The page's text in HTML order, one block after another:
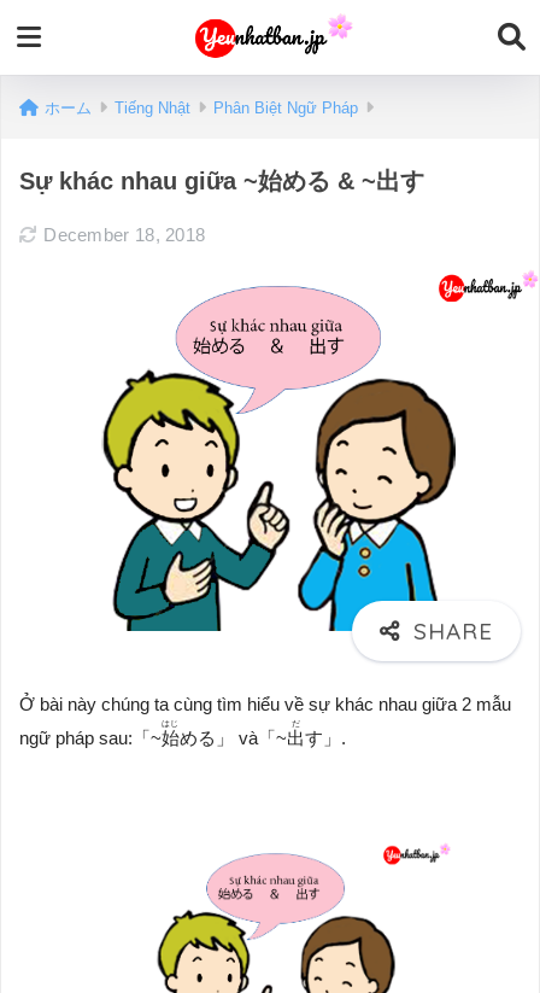
ホーム Tiếng Nhật Phân Biệt Ngữ Pháp
Sự khác nhau giữa ~始める & ~出す
December 18, 2018
Ở bài này chúng ta cùng tìm hiểu về sự khác nhau giữa 2 mẫu
ngữ pháp sau:「~始
はじ
める」 và「~出
だ
す」.